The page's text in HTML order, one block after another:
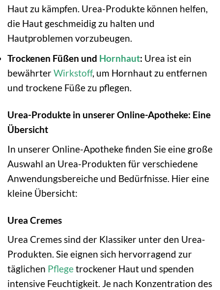
Haut zu kämpfen. Urea-Produkte können helfen,
die Haut geschmeidig zu halten und
Hautproblemen vorzubeugen.
Trockenen Füßen und Hornhaut: Urea ist ein
bewährterWirkstoff, um Hornhaut zu entfernen
und trockene Füße zu pflegen.
Urea-Produkte in unserer Online-Apotheke: Eine
Übersicht
In unserer Online-Apotheke finden Sie eine große
Auswahl an Urea-Produkten für verschiedene
Anwendungsbereiche und Bedürfnisse. Hier eine
kleine Übersicht:
Urea Cremes
Urea Cremes sind der Klassiker unter den Urea-
Produkten. Sie eignen sich hervorragend zur
täglichen Pflegetrockener Haut und spenden
intensive Feuchtigkeit. Je nach Konzentration des